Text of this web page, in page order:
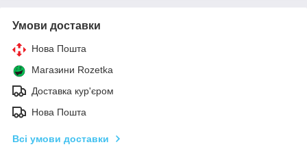
Умови доставки
Нова Пошта
Магазини Rozetka
Доставка кур'єром
Нова Пошта
Всі умови доставки